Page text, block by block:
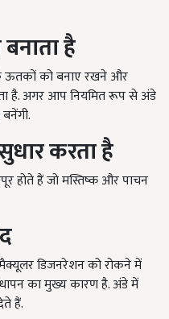
है
के ऊतकों को बनाए रखने और
है. अगर आप नियमित रूप से अंडे
करता है
होते हैं जो मस्तिष्क और पाचन
डिजनरेशन को रोकने में
का मुख्य कारण है. अंडे में
हैं.